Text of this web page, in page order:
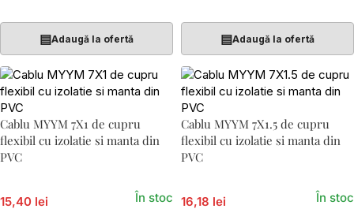
▤Adaugă la ofertă ▤Adaugă la ofertă
Cablu MYYM 7X1 de cupru
flexibil cu izolatie si manta din
PVC
15,40 lei În stoc
Cablu MYYM 7X1.5 de cupru
flexibil cu izolatie si manta din
PVC
16,18 lei În stoc